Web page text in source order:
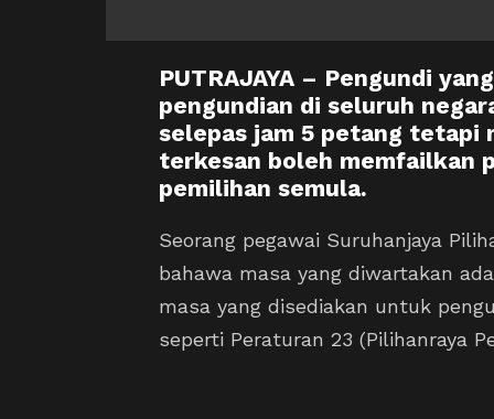
PUTRAJAYA – Pengundi
pengundian di seluruh
selepas jam 5 petang tetapi
terkesan boleh memfailkan
pemilihan semula.
Seorang pegawai Suruhanjaya
bahawa masa yang diwartakan
masa yang disediakan untuk
seperti Peraturan 23 (Pilihanraya